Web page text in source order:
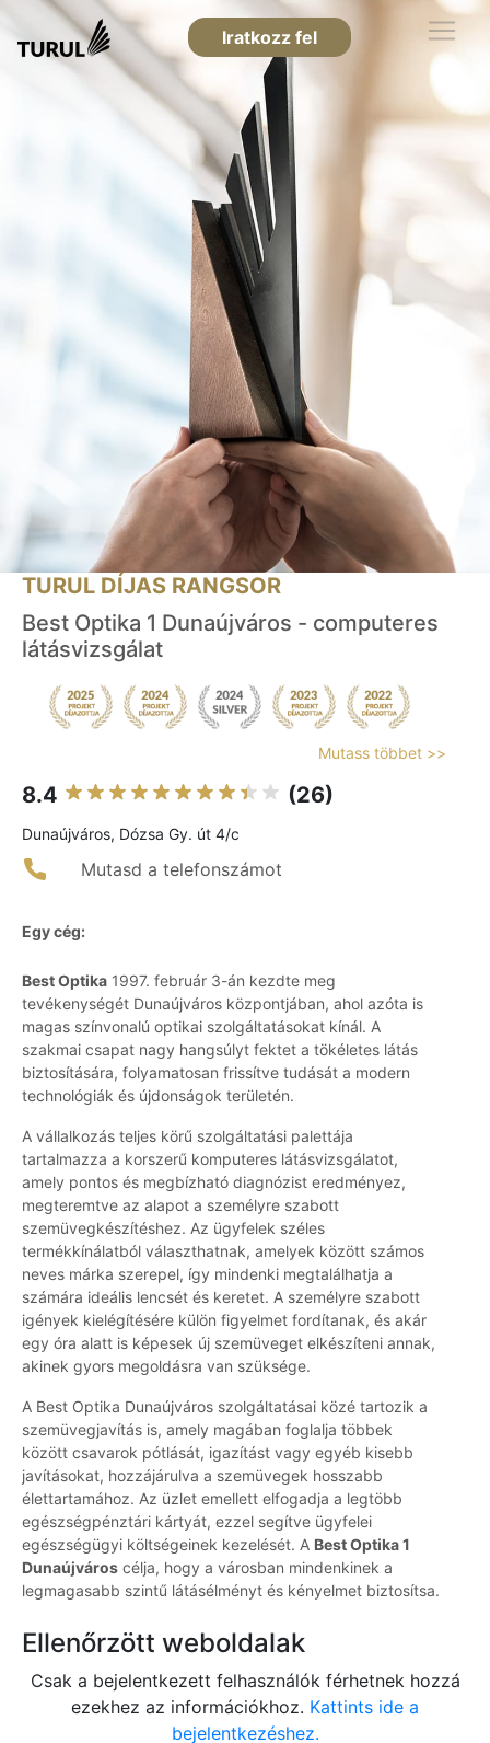
Iratkozz fel
TURUL DÍJAS RANGSOR
Best Optika 1 Dunaújváros - computeres
látásvizsgálat
Mutass többet >>
8.4 (26)
Dunaújváros, Dózsa Gy. út 4/c
Mutasd a telefonszámot
Egy cég:
Best Optika 1997. február 3-án kezdte meg
tevékenységét Dunaújváros központjában, ahol azóta is
magas színvonalú optikai szolgáltatásokat kínál. A
szakmai csapat nagy hangsúlyt fektet a tökéletes látás
biztosítására, folyamatosan frissítve tudását a modern
technológiák és újdonságok területén.
A vállalkozás teljes körű szolgáltatási palettája
tartalmazza a korszerű komputeres látásvizsgálatot,
amely pontos és megbízható diagnózist eredményez,
megteremtve az alapot a személyre szabott
szemüvegkészítéshez. Az ügyfelek széles
termékkínálatból választhatnak, amelyek között számos
neves márka szerepel, így mindenki megtalálhatja a
számára ideális lencsét és keretet. A személyre szabott
igények kielégítésére külön figyelmet fordítanak, és akár
egy óra alatt is képesek új szemüveget elkészíteni annak,
akinek gyors megoldásra van szüksége.
A Best Optika Dunaújváros szolgáltatásai közé tartozik a
szemüvegjavítás is, amely magában foglalja többek
között csavarok pótlását, igazítást vagy egyéb kisebb
javításokat, hozzájárulva a szemüvegek hosszabb
élettartamához. Az üzlet emellett elfogadja a legtöbb
egészségpénztári kártyát, ezzel segítve ügyfelei
egészségügyi költségeinek kezelését. A Best Optika 1
Dunaújváros célja, hogy a városban mindenkinek a
legmagasabb szintű látásélményt és kényelmet biztosítsa.
Ellenőrzött weboldalak
Csak a bejelentkezett felhasználók férhetnek hozzá
ezekhez az információkhoz. Kattints ide a
bejelentkezéshez.